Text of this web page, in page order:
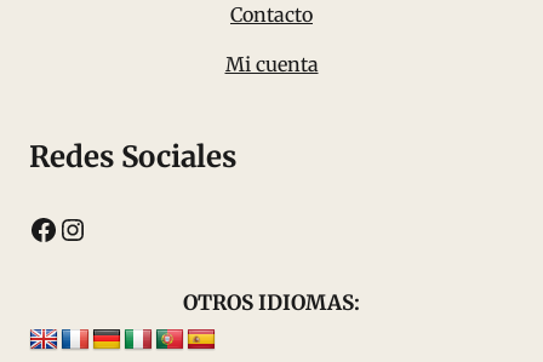
Contacto
Mi cuenta
Redes Sociales
Facebook
Instagram
OTROS IDIOMAS: